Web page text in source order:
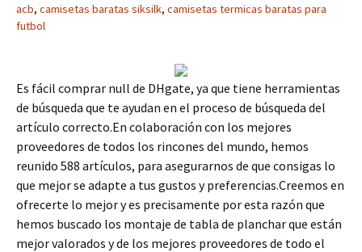
acb, camisetas baratas siksilk, camisetas termicas baratas para
futbol
Es fácil comprar null de DHgate, ya que tiene herramientas
de búsqueda que te ayudan en el proceso de búsqueda del
artículo correcto.En colaboración con los mejores
proveedores de todos los rincones del mundo, hemos
reunido 588 artículos, para asegurarnos de que consigas lo
que mejor se adapte a tus gustos y preferencias.Creemos en
ofrecerte lo mejor y es precisamente por esta razón que
hemos buscado los montaje de tabla de planchar que están
mejor valorados y de los mejores proveedores de todo el